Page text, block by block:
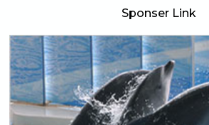
Sponser Link